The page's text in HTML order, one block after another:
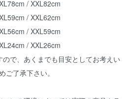
/ XXL82cm
/ XXL62cm
/ XXL59cm
/ XXL26cm
で、あくまでも目安としてお考えい
ご了承下さい。